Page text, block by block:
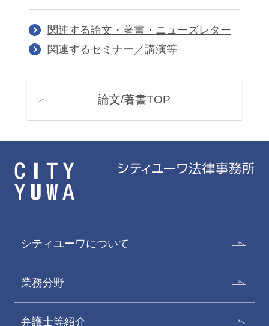
関連する論文・著書・ニューズレター
関連するセミナー／講演等
論文/著書TOP
シティユーワについて
業務分野
弁護士等紹介